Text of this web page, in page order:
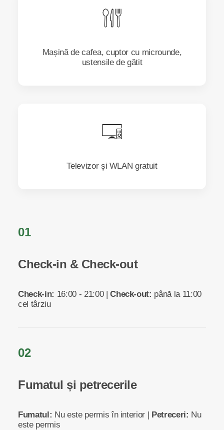
Mașină de cafea, cuptor cu microunde,
ustensile de gătit
Televizor și WLAN gratuit
01
Check-in & Check-out
Check-in: 16:00 - 21:00 |Check-out: până la 11:00
cel târziu
02
Fumatul și petrecerile
Fumatul: Nu este permis în interior | Petreceri: Nu
este permis